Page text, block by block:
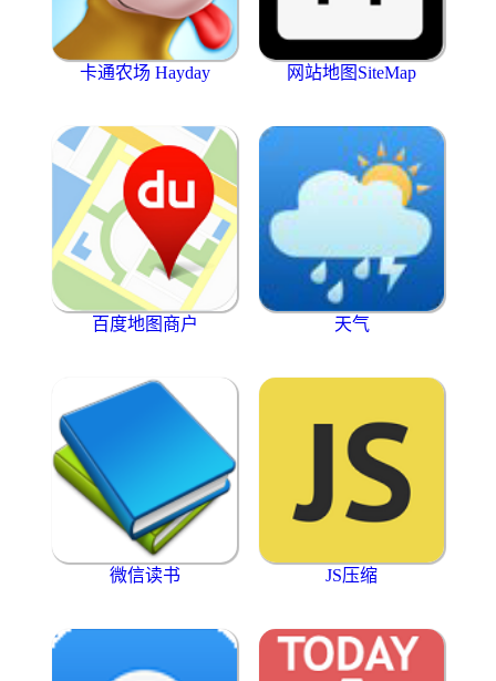
卡通农场 Hayday 网站地图SiteMap
百度地图商户 天气
微信读书 JS压缩